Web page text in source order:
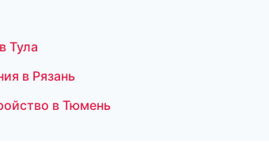
Тула
в Рязань
в Тюмень